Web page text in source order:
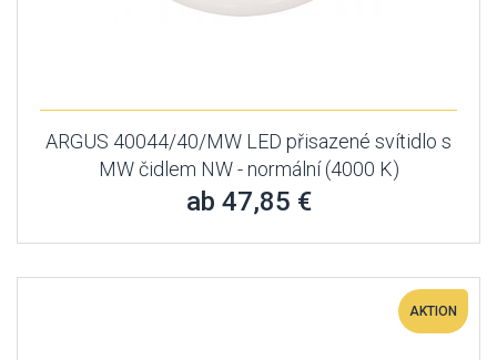
ARGUS 40044/40/MW LED přisazené svítidlo s
MW čidlem NW - normální (4000 K)
ab 47,85 €
AKTION